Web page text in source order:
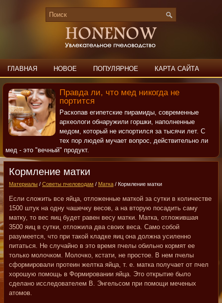
ГЛАВНАЯ НОВОЕ ПОПУЛЯРНОЕ КАРТА САЙТА
ПОИСК КОНТАКТЫ
Правда ли, что мед никогда не
портится
Раскопав египетские пирамиды, современные
археологи обнаружили горшки, наполненные
медом, который не испортился за тысячи лет. С
тех пор людей мучает вопрос, действительно ли
мед - это "вечный" продукт.
Кормление матки
Материалы / Советы пчеловодам / Матка / Кормление матки
Если сложить все яйца, отложенные маткой за сутки в количестве
1500 штук на одну чашечку весов, а на вторую посадить саму
матку, то вес яиц будет равен весу матки. Матка, отложившая
3500 яиц в сутки, отложила два своих веса. Само собой
разумеется, что при такой кладке яиц она должна усиленно
питаться. Не случайно в это время пчелы обильно кормят ее
только молочком. Молочко, кстати, не простое. В нем пчелы
сформировали протеин желтка яйца, т. е. матка получает от пчел
хорошую помощь в Формировании яйца. Это открытие было
сделано исследователем В. Энгельсом при помощи меченых
атомов.